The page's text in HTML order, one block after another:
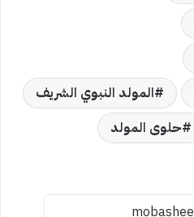
المولد النبوي الشريف
حلوى المولد